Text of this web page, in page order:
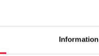
Information
valt passar din
och fälg har
under årens lopp
fabrik.